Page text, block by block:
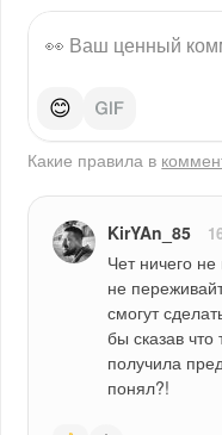
😊
Какие правила в
KirYAn_85
Чет ничего
не
смогут
бы сказав
получила
понял?!